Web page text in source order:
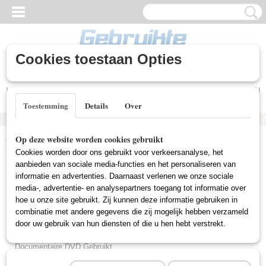
Inloggen
UW WINKELWAGEN
Home >Gebruikte DVD's>Tekenfilm DVD Gebruikt
Gebruikte DVD's
Actie DVD Gebruikt
Box Sets Gebruikt
Documentaire DVD Gebruikt
Drama DVD Gebruikt
Cookies toestaan Opties
Toestemming Details Over
Op deze website worden cookies gebruikt
Cookies worden door ons gebruikt voor verkeersanalyse, het
aanbieden van sociale media-functies en het personaliseren van
informatie en advertenties. Daarnaast verlenen we onze sociale
media-, advertentie- en analysepartners toegang tot informatie over
hoe u onze site gebruikt. Zij kunnen deze informatie gebruiken in
combinatie met andere gegevens die zij mogelijk hebben verzameld
door uw gebruik van hun diensten of die u hen hebt verstrekt.